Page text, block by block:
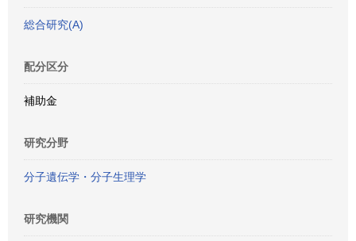
総合研究(A)
配分区分
補助金
研究分野
分子遺伝学・分子生理学
研究機関